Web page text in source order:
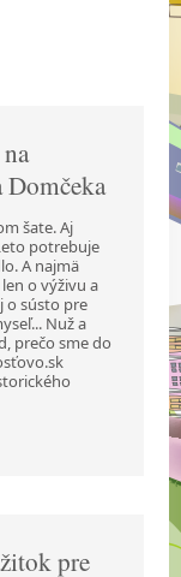
Domčeka
šate. Aj
potrebuje
A najmä
o výživu a
o sústo pre
Nuž a
prečo sme do
pre